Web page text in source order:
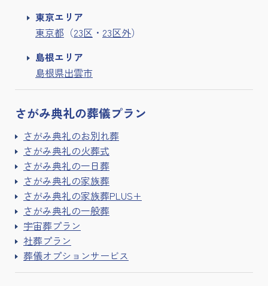
東京エリア
東京都 （23区 ・ 23区外）
島根エリア
島根県出雲市
さがみ典礼の葬儀プラン
さがみ典礼のお別れ葬
さがみ典礼の火葬式
さがみ典礼の一日葬
さがみ典礼の家族葬
さがみ典礼の家族葬PLUS+
さがみ典礼の一般葬
宇宙葬プラン
社葬プラン
葬儀オプションサービス